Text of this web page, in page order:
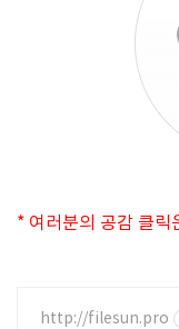
* 여러분의 공감 클릭
http://filesun.pro